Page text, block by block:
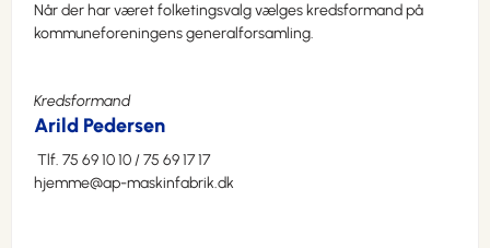
Når der har været folketingsvalg vælges kredsformand på
kommuneforeningens generalforsamling.
Kredsformand
Arild Pedersen
Tlf. 75 69 10 10 / 75 69 17 17
hjemme@ap-maskinfabrik.dk